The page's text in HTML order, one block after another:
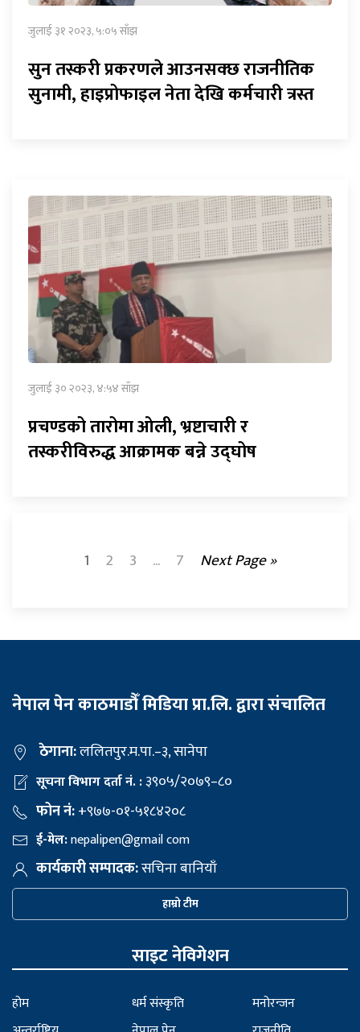
जुलाई ३१ २०२३, ५:०५ साँझ
सुन तस्करी प्रकरणले आउनसक्छ राजनीतिक
सुनामी, हाइप्रोफाइल नेता देखि कर्मचारी त्रस्त
जुलाई ३० २०२३, ४:५४ साँझ
प्रचण्डको तारोमा ओली, भ्रष्टाचारी र
तस्करीविरुद्ध आक्रामक बन्ने उद्घोष
1 2 3 ... 7 Next Page »
नेपाल पेन काठमाडौँ मिडिया प्रा.लि. द्वारा संचालित
ठेगाना:ललितपुर.म.पा.–३, सानेपा
सूचना विभाग दर्ता नं. :३९०५/२०७९–८०
फोन नं:+९७७-०१-५१८४२०८
ई-मेल:nepalipen@gmail com
कार्यकारी सम्पादक:सचिना बानियाँ
हाम्रो टीम
साइट नेविगेशन
होम
धर्म संस्कृति
मनोरन्जन